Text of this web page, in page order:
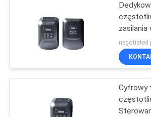
Maszyna do
ogrzewania
indukcyjnego
zasilania
negotiated
Cyfrowy